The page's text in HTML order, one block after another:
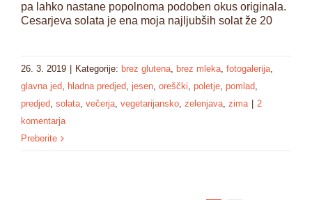
pa lahko nastane popolnoma podoben okus originala.
Cesarjeva solata je ena moja najljubših solat že 20
26. 3. 2019 Kategorije: brez glutena, brez mleka, fotogalerija,
glavna jed, hladna predjed, jesen, oreščki, poletje, pomlad,
predjed, solata, večerja, vegetarijansko, zelenjava, zima
2
komentarja
Preberite